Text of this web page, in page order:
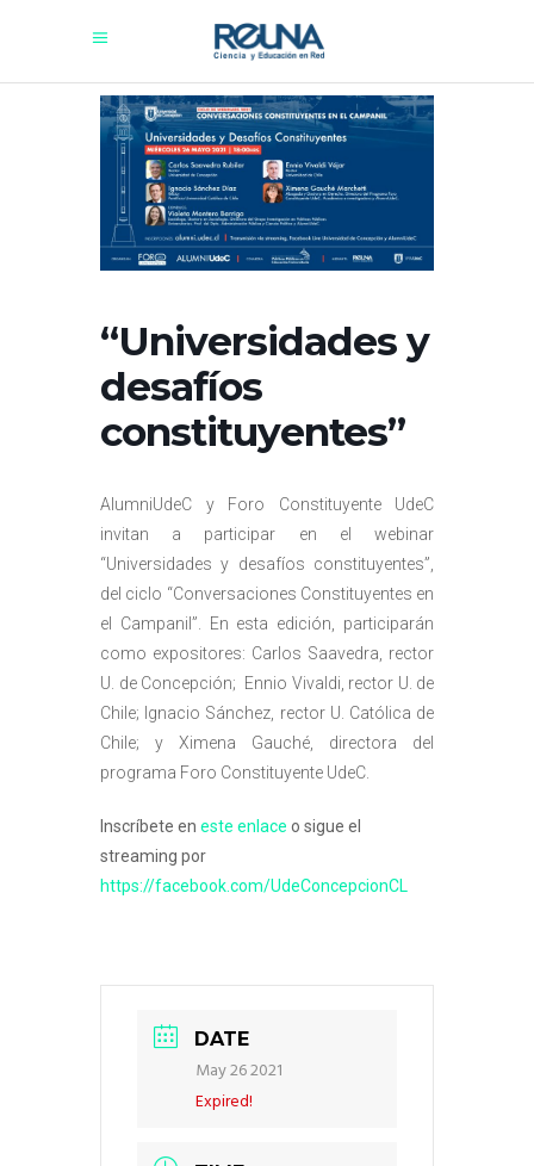
“Universidades y
desafíos
constituyentes”
AlumniUdeC y Foro Constituyente UdeC
invitan a participar en el webinar
“Universidades y desafíos constituyentes”,
del ciclo “Conversaciones Constituyentes en
el Campanil”. En esta edición, participarán
como expositores: Carlos Saavedra, rector
U. de Concepción; Ennio Vivaldi, rector U. de
Chile; Ignacio Sánchez, rector U. Católica de
Chile; y Ximena Gauché, directora del
programa Foro Constituyente UdeC.
Inscríbete en este enlace o sigue el
streaming por
https://facebook.com/UdeConcepcionCL
DATE
May 26 2021
Expired!